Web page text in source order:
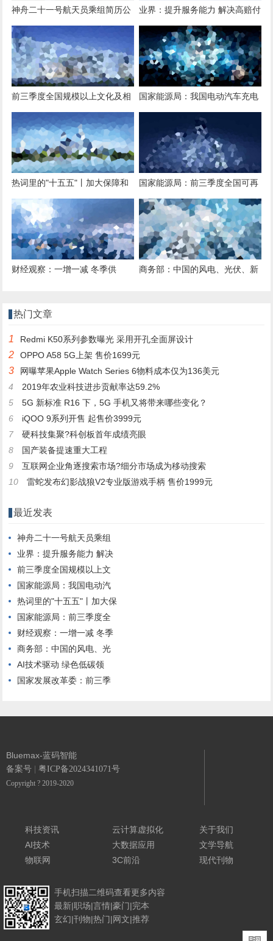
神舟二十一号航天员乘组简历公
布
业界：提升服务能力 解决高赔付
风险燃油营运车辆投保难
前三季度全国规模以上文化及相
国家能源局：我国电动汽车充电
设施总数同比增长54.5%
热词里的"十五五"丨加大保障和
改善民生力度，重点解决这些急
国家能源局：前三季度全国可再
生能源新增装机同比增长47.7%
财经观察：一增一减 冬季供
商务部：中国的风电、光伏、新
热门文章
1 Redmi K50系列参数曝光 采用开孔全面屏设计
2 OPPO A58 5G上架 售价1699元
3
网曝苹果Apple Watch Series 6物料成本仅为136美元
4
2019年农业科技进步贡献率达59.2%
5
5G 新标准 R16 下，5G 手机又将带来哪些变化？
6
iQOO 9系列开售 起售价3999元
7
硬科技集聚?科创板首年成绩亮眼
8
国产装备提速重大工程
9
互联网企业角逐搜索市场?细分市场成为移动搜索
10
雷蛇发布幻影战狼V2专业版游戏手柄 售价1999元
最近发表
神舟二十一号航天员乘组
业界：提升服务能力 解决
前三季度全国规模以上文
国家能源局：我国电动汽
热词里的"十五五"丨加大保
国家能源局：前三季度全
财经观察：一增一减 冬季
商务部：中国的风电、光
AI技术驱动 绿色低碳领
国家发展改革委：前三季
Bluemax-蓝码智能
备案号 | 粤ICP备2024341071号
Copyright ? 2019-2020
科技资讯
AI技术
物联网
云计算虚拟化
大数据应用
3C前沿
关于我们
文学导航
现代刊物
手机扫描二维码查看更多内容
最新|职场|言情|豪门|完本
玄幻|刊物|热门|网文|推荐